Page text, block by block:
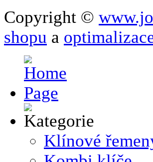
Copyright ©
shopu a
Klínové